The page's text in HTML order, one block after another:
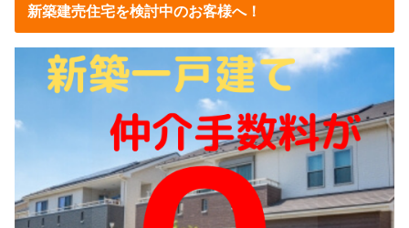
新築建売住宅を検討中のお客様へ！